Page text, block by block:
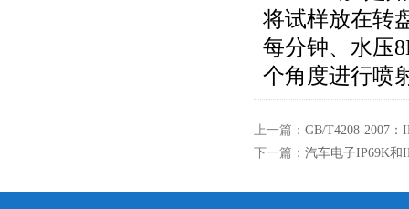
将试样放在转
每分钟、水压
个角度进行喷
上一篇： GB/T4208-2007
下一篇： 汽车电子IP69K和